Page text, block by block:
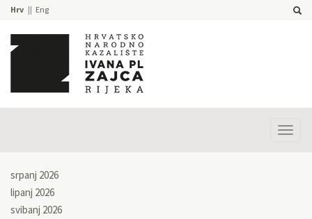
Hrv Eng
srpanj 2026
lipanj 2026
svibanj 2026